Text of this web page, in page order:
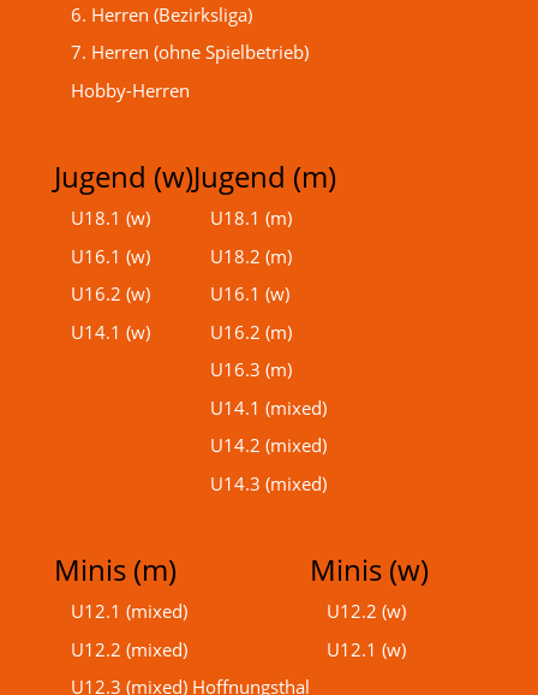
6. Herren (Bezirksliga)
7. Herren (ohne Spielbetrieb)
Hobby-Herren
Jugend (w)
U18.1 (w)
U16.1 (w)
U16.2 (w)
U14.1 (w)
Jugend (m)
U18.1 (m)
U18.2 (m)
U16.1 (w)
U16.2 (m)
U16.3 (m)
U14.1 (mixed)
U14.2 (mixed)
U14.3 (mixed)
Minis (m)
U12.1 (mixed)
U12.2 (mixed)
U12.3 (mixed) Hoffnungsthal
Minis (w)
U12.2 (w)
U12.1 (w)